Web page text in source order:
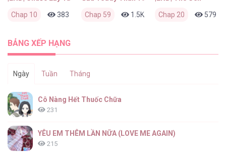
Chap 10 383 0 1 tháng trước
Chap 59 1.5K 0 2 tháng trước
Chap 20 579
BẢNG XẾP HẠNG
Ngày Tuần Tháng
Cô Nàng Hết Thuốc Chữa
231
YÊU EM THÊM LẦN NỮA (LOVE ME AGAIN)
215